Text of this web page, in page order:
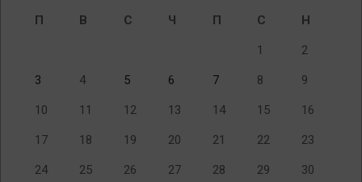
П
В С Ч П С Н
1 2
3 4 5 6 7 8 9
10 11 12 13 14 15 16
17 18 19 20 21 22 23
24 25 26 27 28 29 30